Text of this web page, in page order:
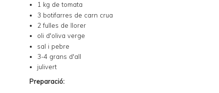
1 kg de tomata
3 botifarres de carn crua
2 fulles de llorer
oli d'oliva verge
sal i pebre
3-4 grans d'all
julivert
Preparació: